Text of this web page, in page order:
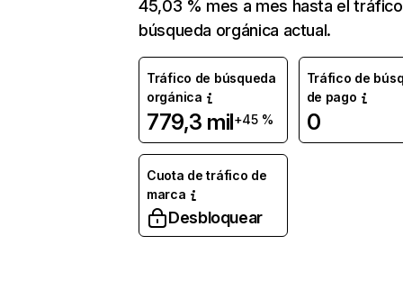
45,03 % mes a mes hasta el
búsqueda orgánica actual.
Tráfico de búsqueda
orgánica
779,3 mil+45 %
Tráfico de
de pago
0
Cuota de tráfico de
marca
Desbloquear